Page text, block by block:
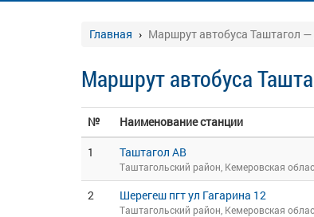
Главная Маршрут автобуса Таштагол
Маршрут автобуса
№ Наименование станции
1
Таштагол АВ
Таштагольский район, Кемеровская
2 Шерегеш пгт ул Гагарина 12
Таштагольский район, Кемеровская